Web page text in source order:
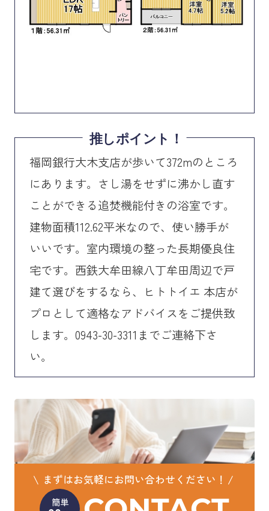
推しポイント！
福岡銀行大木支店が歩いて372mのところ
にあります。さし湯をせずに沸かし直す
ことができる追焚機能付きの浴室です。
建物面積112.62平米なので、使い勝手が
いいです。室内環境の整った長期優良住
宅です。西鉄大牟田線八丁牟田周辺で戸
建て選びをするなら、ヒトトイエ 本店が
プロとして適格なアドバイスをご提供致
します。0943-30-3311までご連絡下さ
い。
まずはお気軽にお問い合わせください！
簡単